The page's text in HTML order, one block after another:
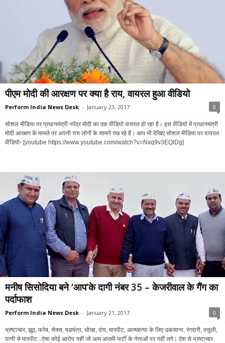
पीएम मोदी की आरक्षण पर क्या है राय, वायरल हुआ वीडियो
Perform India News Desk - January 23, 2017 0
सोशल मीडिया पर प्रधानमंत्री नरेंद्र मोदी का एक वीडियो वायरल हो रहा है। इस वीडियो में प्रधानमंत्री
मोदी आरक्षण के मामले पर अपनी राय लोगों के सामने रख रहे हैं। आप भी देखिए सोशल मीडिया पर वायरल
वीडियो- [youtube https://www.youtube.com/watch?v=Nxq9v3EQlDg]
मनीष सिसोदिया बने ‘आप’के दागी नंबर 35 – केजरीवाल के गैंग का
पर्दाफाश
Perform India News Desk - January 21, 2017 0
भ्रष्टाचार, झूठ, फरेब, सेक्स, षडयंत्र, धोखा, दंगा, मारपीट, आत्महत्या के लिए उकसाना, रंगदारी, वसूली,
पत्नी से मारपीट...ऐसा कोई आरोप नहीं जो आम आदमी पार्टी के नेताओं पर नहीं लगे। देश से भ्रष्टाचार